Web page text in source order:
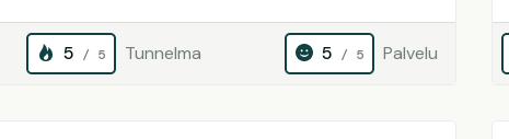
5 / 5 Tunnelma 5 / 5 Palvelu